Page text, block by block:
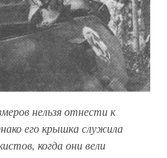
нельзя отнести к
его крышка служила
когда они вели